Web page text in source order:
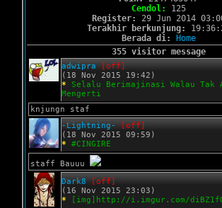
Cendol:
125
Register:
29 Jun 2014
Terakhir berkunjung:
Berada di:
Home
355 visitor message
adwipra [off]
(18 Nov 2015 19:42)
*
Selalu Berimajinasi Walau Tak
Mengerti
knjungn staf
-Lightning- [off]
(18 Nov 2015 09:59)
*
#CINGIRE
staff Bauuu
Dark8
[off]
(16 Nov 2015 23:03)
*
[img]http://i.imgur.com/